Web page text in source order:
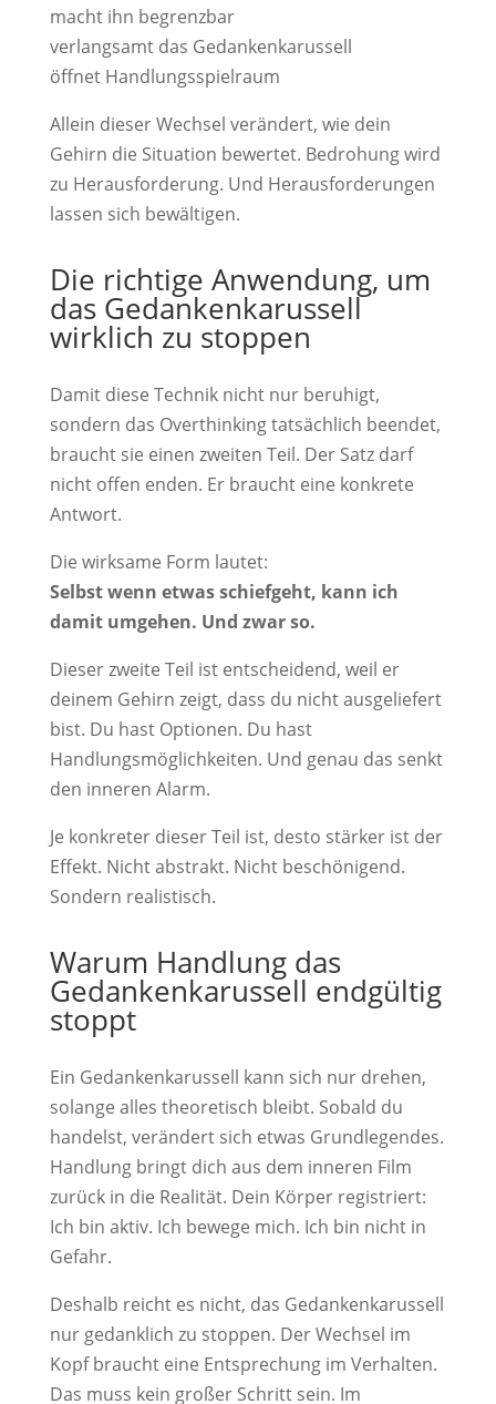
macht ihn begrenzbar
verlangsamt das Gedankenkarussell
öffnet Handlungsspielraum
Allein dieser Wechsel verändert, wie dein
Gehirn die Situation bewertet. Bedrohung wird
zu Herausforderung. Und Herausforderungen
lassen sich bewältigen.
Die richtige Anwendung, um
das Gedankenkarussell
wirklich zu stoppen
Damit diese Technik nicht nur beruhigt,
sondern das Overthinking tatsächlich beendet,
braucht sie einen zweiten Teil. Der Satz darf
nicht offen enden. Er braucht eine konkrete
Antwort.
Die wirksame Form lautet:
Selbst wenn etwas schiefgeht, kann ich
damit umgehen. Und zwar so.
Dieser zweite Teil ist entscheidend, weil er
deinem Gehirn zeigt, dass du nicht ausgeliefert
bist. Du hast Optionen. Du hast
Handlungsmöglichkeiten. Und genau das senkt
den inneren Alarm.
Je konkreter dieser Teil ist, desto stärker ist der
Effekt. Nicht abstrakt. Nicht beschönigend.
Sondern realistisch.
Warum Handlung das
Gedankenkarussell endgültig
stoppt
Ein Gedankenkarussell kann sich nur drehen,
solange alles theoretisch bleibt. Sobald du
handelst, verändert sich etwas Grundlegendes.
Handlung bringt dich aus dem inneren Film
zurück in die Realität. Dein Körper registriert:
Ich bin aktiv. Ich bewege mich. Ich bin nicht in
Gefahr.
Deshalb reicht es nicht, das Gedankenkarussell
nur gedanklich zu stoppen. Der Wechsel im
Kopf braucht eine Entsprechung im Verhalten.
Das muss kein großer Schritt sein. Im